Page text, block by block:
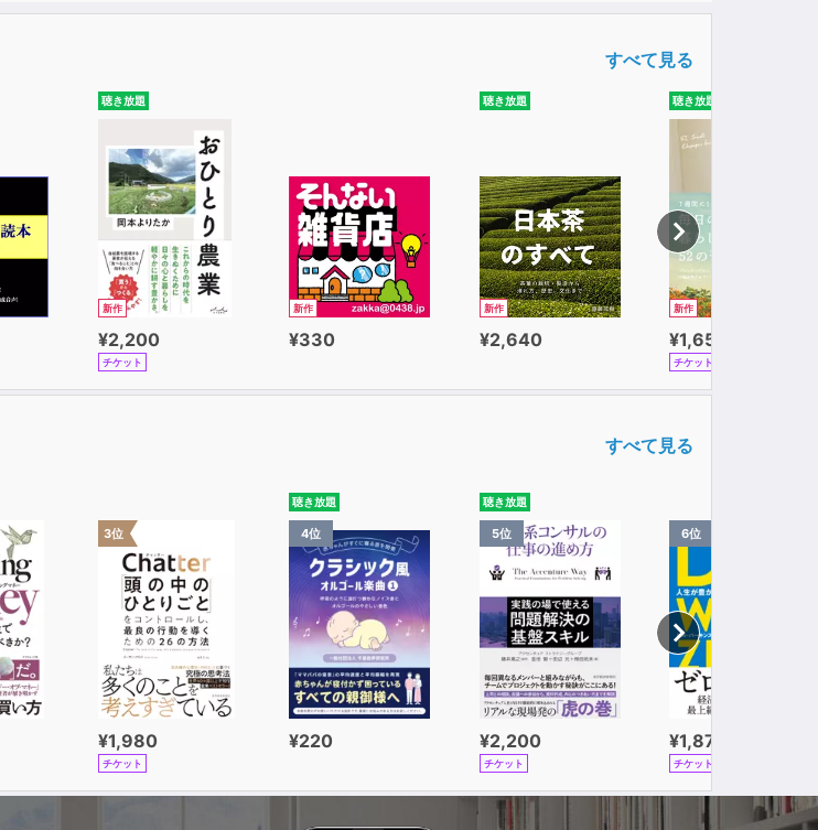
すべて見る
聴き放題
新作
¥2,200
チケット
新作
¥330
聴き放題
新作
¥2,640
聴き放題
新作
¥1,650
チケット
すべて見る
3位
¥1,980
チケット
聴き放題
4位
¥220
聴き放題
5位
¥2,200
チケット
6位
¥1,870
チケット